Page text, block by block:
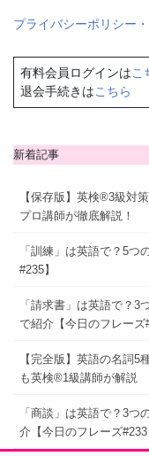
プライバシーポリシー
有料会員ログインはこ
退会手続きはこちら
新着記事
【保存版】英検®3級対
プロ講師が徹底解説！
「訓練」は英語で？5つ
#235】
「請求書」は英語で？3
で紹介【今日のフレーズ
【完全版】英語の名詞5
も英検®1級講師が解説
「商談」は英語で？3つ
介【今日のフレーズ#233